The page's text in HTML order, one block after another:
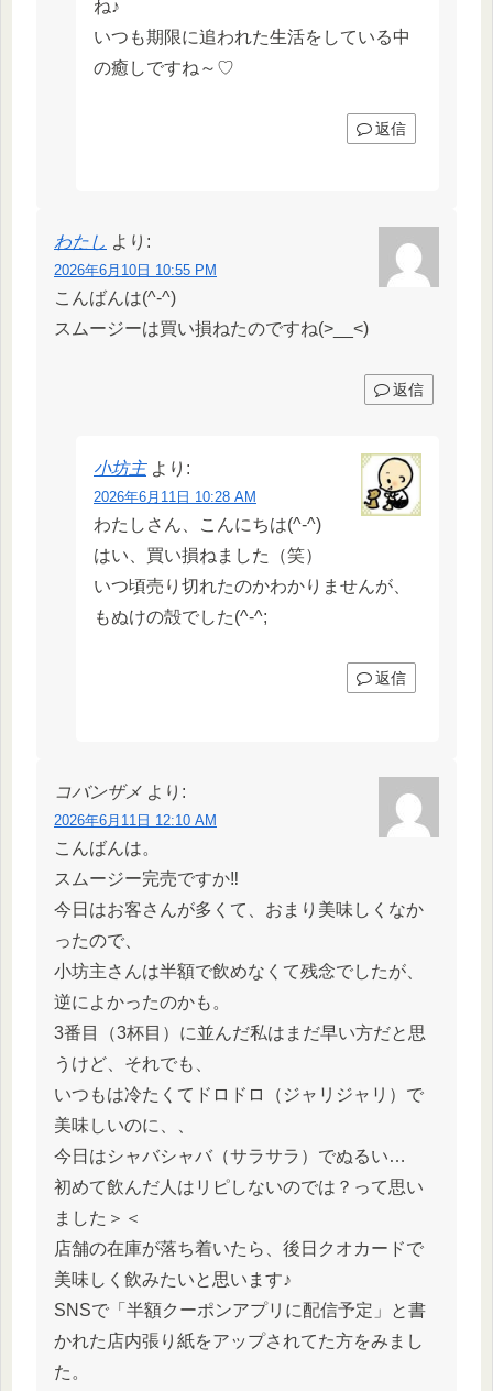
ね♪
いつも期限に追われた生活をしている中
の癒しですね～♡
返信
わたし より:
2026年6月10日 10:55 PM
こんばんは(^-^)
スムージーは買い損ねたのですね(>__<)
返信
小坊主 より:
2026年6月11日 10:28 AM
わたしさん、こんにちは(^-^)
はい、買い損ねました（笑）
いつ頃売り切れたのかわかりませんが、
もぬけの殻でした(^-^;
返信
コバンザメ より:
2026年6月11日 12:10 AM
こんばんは。
スムージー完売ですか‼
今日はお客さんが多くて、おまり美味しくなか
ったので、
小坊主さんは半額で飲めなくて残念でしたが、
逆によかったのかも。
3番目（3杯目）に並んだ私はまだ早い方だと思
うけど、それでも、
いつもは冷たくてドロドロ（ジャリジャリ）で
美味しいのに、、
今日はシャバシャバ（サラサラ）でぬるい…
初めて飲んだ人はリピしないのでは？って思い
ました＞＜
店舗の在庫が落ち着いたら、後日クオカードで
美味しく飲みたいと思います♪
SNSで「半額クーポンアプリに配信予定」と書
かれた店内張り紙をアップされてた方をみまし
た。